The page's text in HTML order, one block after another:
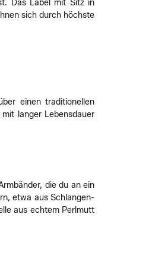
Das Label mit Sitz in
sich durch höchste
einen traditionellen
langer Lebensdauer
die du an ein
etwa aus Schlangen-
aus echtem Perlmutt